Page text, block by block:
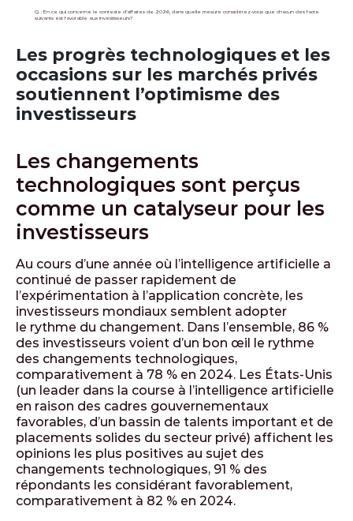
Q. : En ce qui concerne le contexte d’affaires de 2026, dans quelle mesure considérez-vous que chacun des facteurs
suivants est favorable aux investisseurs?
Les progrès technologiques et les
occasions sur les marchés privés
soutiennent l’optimisme des
investisseurs
Les changements
technologiques sont perçus
comme un catalyseur pour les
investisseurs
Au cours d’une année où l’intelligence artificielle a
continué de passer rapidement de
l’expérimentation à l’application concrète, les
investisseurs mondiaux semblent adopter
le rythme du changement. Dans l’ensemble, 86 %
des investisseurs voient d’un bon œil le rythme
des changements technologiques,
comparativement à 78 % en 2024. Les États­-Unis
(un leader dans la course à l’intelligence artificielle
en raison des cadres gouvernementaux
favorables, d’un bassin de talents important et de
placements solides du secteur privé) affichent les
opinions les plus positives au sujet des
changements technologiques, 91 % des
répondants les considérant favorablement,
comparativement à 82 % en 2024.